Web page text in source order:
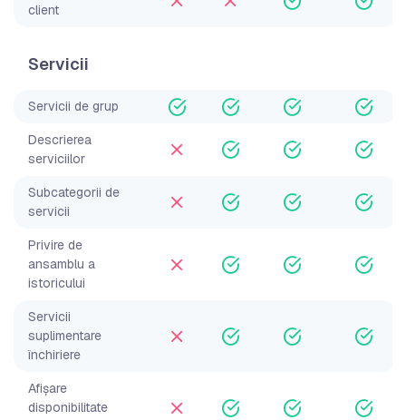
client
Servicii
Servicii de grup
Descrierea
serviciilor
Subcategorii de
servicii
Privire de
ansamblu a
istoricului
Servicii
suplimentare
închiriere
Afișare
disponibilitate